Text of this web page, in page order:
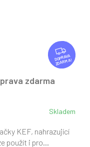
Z
D
A
ZDARMA
zdarma
Skladem
KEF, nahrazující
použít i pro...